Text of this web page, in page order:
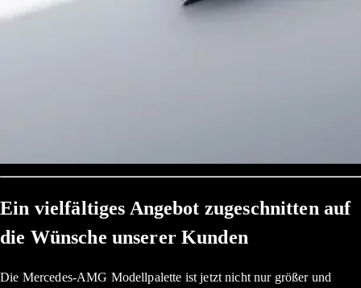
Ein vielfältiges Angebot zugeschnitten auf
die Wünsche unserer Kunden
Die Mercedes-AMG Modellpalette ist jetzt nicht nur größer und